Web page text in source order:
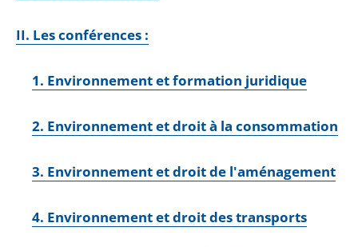
II. Les conférences :
1. Environnement et formation juridique
2. Environnement et droit à la consommation
3. Environnement et droit de l'aménagement
4. Environnement et droit des transports